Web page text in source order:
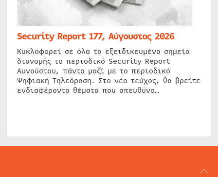
Security Report 177, Αύγουστος 2026
Κυκλοφορεί σε όλα τα εξειδικευμένα σημεία
διανομής το περιοδικό Security Report
Αυγούστου, πάντα μαζί με το περιοδικό
Ψηφιακή Τηλεόραση. Στο νέο τεύχος, θα βρείτε
ενδιαφέροντα θέματα που απευθύνο…